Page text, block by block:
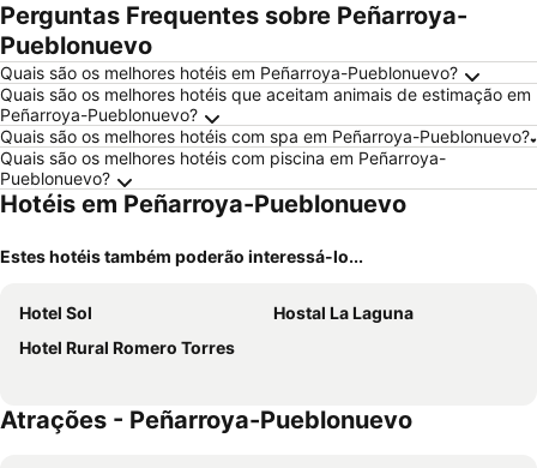
Perguntas Frequentes sobre Peñarroya-
Pueblonuevo
Quais são os melhores hotéis em Peñarroya-Pueblonuevo?
Quais são os melhores hotéis que aceitam animais de estimação em
Peñarroya-Pueblonuevo?
Quais são os melhores hotéis com spa em Peñarroya-Pueblonuevo?
Quais são os melhores hotéis com piscina em Peñarroya-
Pueblonuevo?
Hotéis em Peñarroya-Pueblonuevo
Estes hotéis também poderão interessá-lo...
Hotel Sol
Hostal La Laguna
Hotel Rural Romero Torres
Atrações - Peñarroya-Pueblonuevo